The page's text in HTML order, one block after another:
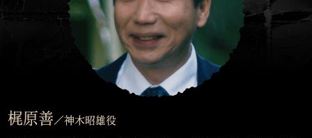
梶原善 ／神木昭雄役